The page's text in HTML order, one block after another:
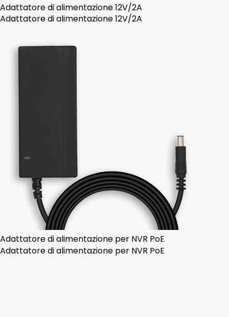
Adattatore di alimentazione 12V/2A
Adattatore di alimentazione 12V/2A
Adattatore di alimentazione per NVR PoE
Adattatore di alimentazione per NVR PoE